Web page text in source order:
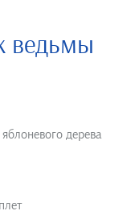
ведьмы
дерева